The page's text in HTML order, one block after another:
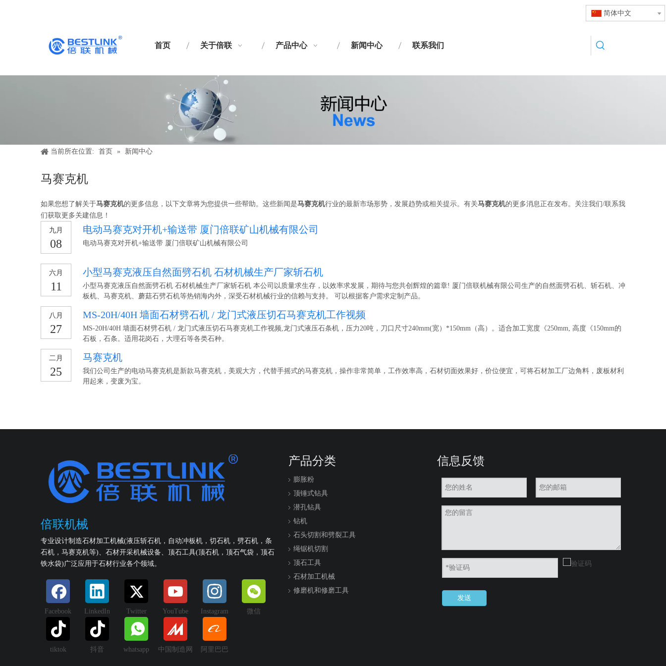
简体中文
首页 关于倍联 产品中心 新闻中心 联系我们
当前所在位置: 首页 » 新闻中心
马赛克机
如果您想了解关于马赛克机的更多信息，以下文章将为您提供一些帮助。这些新闻是马赛克机行业的最新市场形势，发展趋势或相关提示。有关马赛克机的更多消息正在发布。关注我们/联系我
们获取更多关建信息！
九月
08
电动马赛克对开机+输送带 厦门倍联矿山机械有限公司
电动马赛克对开机+输送带 厦门倍联矿山机械有限公司
六月
11
小型马赛克液压自然面劈石机 石材机械生产厂家斩石机
小型马赛克液压自然面劈石机 石材机械生产厂家斩石机 本公司以质量求生存，以效率求发展，期待与您共创辉煌的篇章! 厦门倍联机械有限公司生产的自然面劈石机、斩石机、冲
板机、马赛克机、蘑菇石劈石机等热销海内外，深受石材机械行业的信赖与支持。 可以根据客户需求定制产品。
八月
27
MS-20H/40H 墙面石材劈石机 / 龙门式液压切石马赛克机工作视频
MS-20H/40H 墙面石材劈石机 / 龙门式液压切石马赛克机工作视频,龙门式液压石条机，压力20吨，刀口尺寸240mm(宽）*150mm（高）。适合加工宽度《250mm, 高度《150mm的
石板，石条。适用花岗石，大理石等各类石种。
二月
25
马赛克机
我们公司生产的电动马赛克机是新款马赛克机，美观大方，代替手摇式的马赛克机，操作非常简单，工作效率高，石材切面效果好，价位便宜，可将石材加工厂边角料，废板材利
用起来，变废为宝。
倍联机械
专业设计制造石材加工机械(液压斩石机，自动冲板机，切石机，劈石机，条
石机，马赛克机等)、石材开采机械设备、顶石工具(顶石机，顶石气袋，顶石
铁水袋)广泛应用于石材行业各个领域。
Facebook LinkedIn Twitter YouTube Instagram 微信
tiktok 抖音 whatsapp 中国制造网 阿里巴巴
产品分类
膨胀粉
顶锤式钻具
潜孔钻具
钻机
石头切割和劈裂工具
绳锯机切割
顶石工具
石材加工机械
修磨机和修磨工具
信息反馈
发送